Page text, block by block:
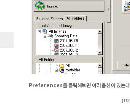
Preferences를 클릭해보면 여러 옵션이 있는데
(1/